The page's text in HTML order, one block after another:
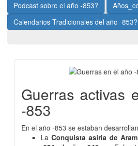
Podcast sobre el año -853?
Calendarios Tradicionales del año -853?
Guerras activas
-853
En el año -853 se estaban
La Conquista asiria de Aram